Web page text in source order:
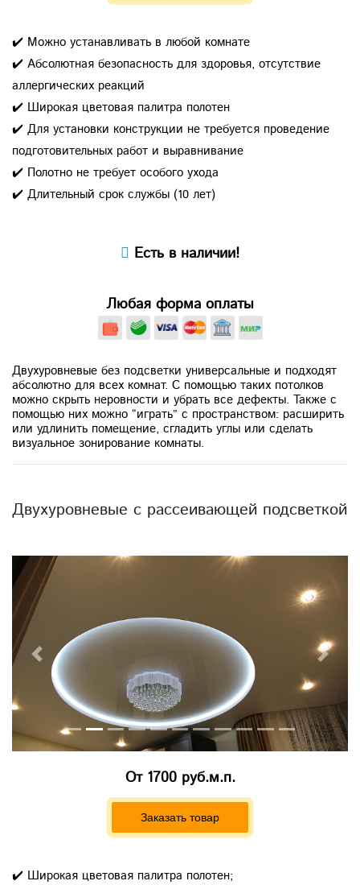
✔️ Можно устанавливать в любой комнате
✔️ Абсолютная безопасность для здоровья, отсутствие
аллергических реакций
✔️ Широкая цветовая палитра полотен
✔️ Для установки конструкции не требуется проведение
подготовительных работ и выравнивание
✔️ Полотно не требует особого ухода
✔️ Длительный срок службы (10 лет)
Есть в наличии!
Любая форма оплаты
Двухуровневые без подсветки универсальные и подходят
абсолютно для всех комнат. С помощью таких потолков
можно скрыть неровности и убрать все дефекты. Также с
помощью них можно “играть” с пространством: расширить
или удлинить помещение, сгладить углы или сделать
визуальное зонирование комнаты.
Двухуровневые с рассеивающей подсветкой
От 1700 руб.м.п.
Заказать товар
✔️ Широкая цветовая палитра полотен;
Previous Next